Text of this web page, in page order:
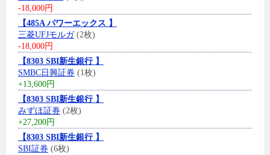
-18,000円
【485A パワーエックス 】
三菱UFJモルガ(2枚)
-18,000円
【8303 SBI新生銀行 】
SMBC日興証券 (1枚)
+13,600円
【8303 SBI新生銀行 】
みずほ証券 (2枚)
+27,200円
【8303 SBI新生銀行 】
SBI証券 (6枚)